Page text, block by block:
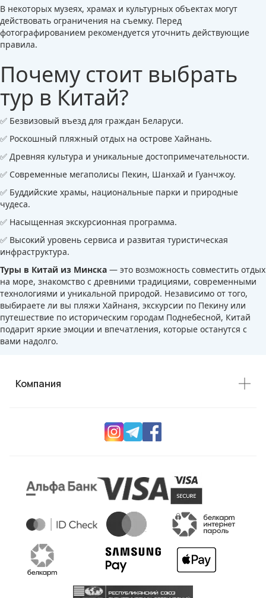
В некоторых музеях, храмах и культурных объектах могут
действовать ограничения на съемку. Перед
фотографированием рекомендуется уточнить действующие
правила.
Почему стоит выбрать
тур в Китай?
✅ Безвизовый въезд для граждан Беларуси.
✅ Роскошный пляжный отдых на острове Хайнань.
✅ Древняя культура и уникальные достопримечательности.
✅ Современные мегаполисы Пекин, Шанхай и Гуанчжоу.
✅ Буддийские храмы, национальные парки и природные
чудеса.
✅ Насыщенная экскурсионная программа.
✅ Высокий уровень сервиса и развитая туристическая
инфраструктура.
Туры в Китай из Минска — это возможность совместить отдых
на море, знакомство с древними традициями, современными
технологиями и уникальной природой. Независимо от того,
выбираете ли вы пляжи Хайнаня, экскурсии по Пекину или
путешествие по историческим городам Поднебесной, Китай
подарит яркие эмоции и впечатления, которые останутся с
вами надолго.
Компания